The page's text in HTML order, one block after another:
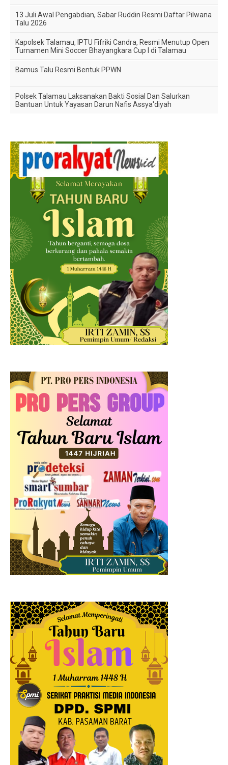
13 Juli Awal Pengabdian, Sabar Ruddin Resmi Daftar Pilwana
Talu 2026
Kapolsek Talamau, IPTU Fifriki Candra, Resmi Menutup Open
Turnamen Mini Soccer Bhayangkara Cup I di Talamau
Bamus Talu Resmi Bentuk PPWN
Polsek Talamau Laksanakan Bakti Sosial Dan Salurkan
Bantuan Untuk Yayasan Darun Nafis Assya'diyah